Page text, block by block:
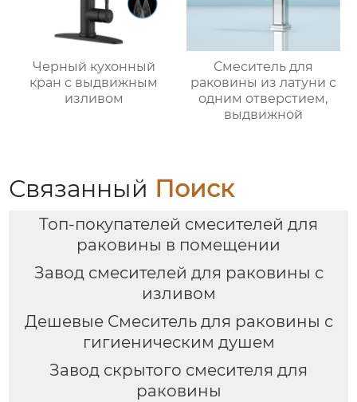
Черный кухонный
кран с выдвижным
изливом
Смеситель для
раковины из латуни с
одним отверстием,
выдвижной
Связанный Поиск
Топ-покупателей смесителей для
раковины в помещении
Завод смесителей для раковины с
изливом
Дешевые Смеситель для раковины с
гигиеническим душем
Завод скрытого смесителя для
раковины